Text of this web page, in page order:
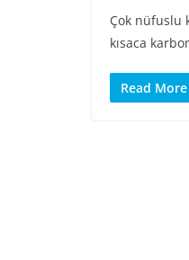
Çok nüfuslu
kısaca
Read More